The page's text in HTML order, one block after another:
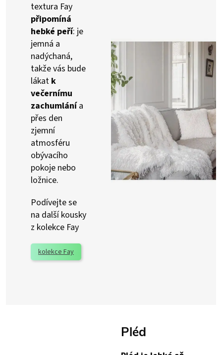
textura Fay
připomíná
hebké peří: je
jemná a
nadýchaná,
takže vás bude
lákat k
večernímu
zachumlánía
přes den
zjemní
atmosféru
obývacího
pokoje nebo
ložnice.
Podívejte se
na další kousky
z kolekce Fay
kolekce Fay
Pléd